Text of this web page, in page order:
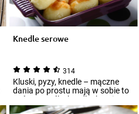
Knedle serowe
314
Kluski, pyzy, knedle – mączne
dania po prostu mają w sobie to
coś! Na myśl o knedlach z ciasta
se...